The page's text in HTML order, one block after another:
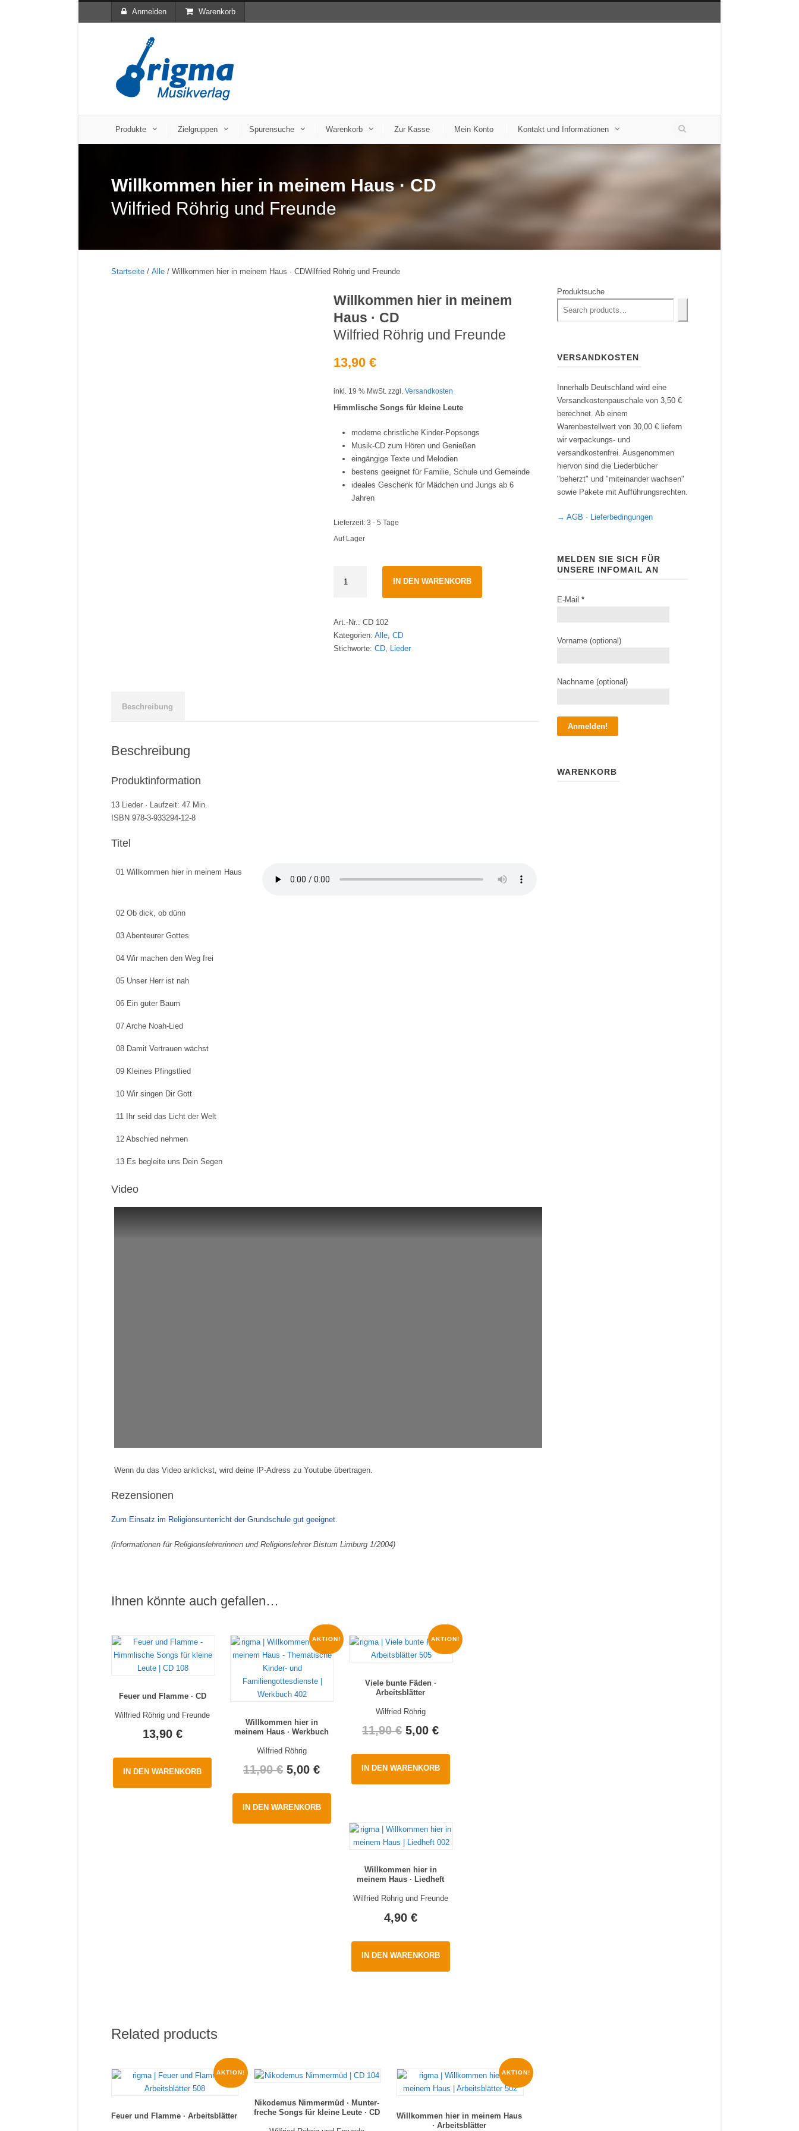
Anmelden Warenkorb
Produkte Zielgruppen Spurensuche Warenkorb Zur Kasse Mein Konto Kontakt und Informationen
Willkommen hier in meinem Haus · CD
Wilfried Röhrig und Freunde
Startseite / Alle / Willkommen hier in meinem Haus · CDWilfried Röhrig und Freunde
Willkommen hier in meinem
Haus · CD
Wilfried Röhrig und Freunde
13,90€
inkl. 19 % MwSt. zzgl.Versandkosten
Himmlische Songs für kleine Leute
moderne christliche Kinder-Popsongs
Musik-CD zum Hören und Genießen
eingängige Texte und Melodien
bestens geeignet für Familie, Schule und Gemeinde
ideales Geschenk für Mädchen und Jungs ab 6
Jahren
Lieferzeit:3 - 5 Tage
Auf Lager
hier
Haus
·
CDWilfried
IN DEN WARENKORB
Art.-Nr.:CD 102
Kategorien:Alle,CD
Stichworte:CD, Lieder
Beschreibung
Beschreibung
Produktinformation
13 Lieder · Laufzeit: 47 Min.
ISBN 978-3-933294-12-8
Titel
01 Willkommen hier in meinem Haus
02 Ob dick, ob dünn
03 Abenteurer Gottes
04 Wir machen den Weg frei
05 Unser Herr ist nah
06 Ein guter Baum
07 Arche Noah-Lied
08 Damit Vertrauen wächst
09 Kleines Pfingstlied
10 Wir singen Dir Gott
11 Ihr seid das Licht der Welt
12 Abschied nehmen
13 Es begleite uns Dein Segen
Video
Wenn du das Video anklickst, wird deine IP-Adress zu Youtube übertragen.
Rezensionen
Zum Einsatz im Religionsunterricht der Grundschule gut geeignet.
(Informationen für Religionslehrerinnen und Religionslehrer Bistum Limburg 1/2004)
Ihnen könnte auch gefallen…
Feuer und Flamme · CD
Wilfried Röhrig und Freunde
13,90 €
IN DEN WARENKORB
AKTION!
Willkommen hier in
meinem Haus · Werkbuch
Wilfried Röhrig
11,90€ Original
was:
5,00€Current
is:
5,00 €.
IN DEN WARENKORB
AKTION!
Viele bunte Fäden ·
Arbeitsblätter
Wilfried Röhrig
11,90€ Original
was:
5,00€Current
is:
IN DEN WARENKORB
Willkommen hier in
meinem Haus · Liedheft
Wilfried Röhrig und Freunde
4,90 €
IN DEN WARENKORB
Related products
AKTION!
Feuer und Flamme · Arbeitsblätter
Nikodemus Nimmermüd · Munter-
freche Songs für kleine Leute · CD
AKTION!
Willkommen hier in meinem Haus
· Arbeitsblätter
Produktsuche
VERSANDKOSTEN
Innerhalb Deutschland wird eine
Versandkostenpauschale von 3,50 €
berechnet. Ab einem
Warenbestellwert von 30,00 € liefern
wir verpackungs- und
versandkostenfrei. Ausgenommen
hiervon sind die Liederbücher
"beherzt" und "miteinander wachsen"
sowie Pakete mit Aufführungsrechten.
→ AGB · Lieferbedingungen
MELDEN SIE SICH FÜR
UNSERE INFOMAIL AN
E-Mail *
Vorname (optional)
Nachname (optional)
WARENKORB